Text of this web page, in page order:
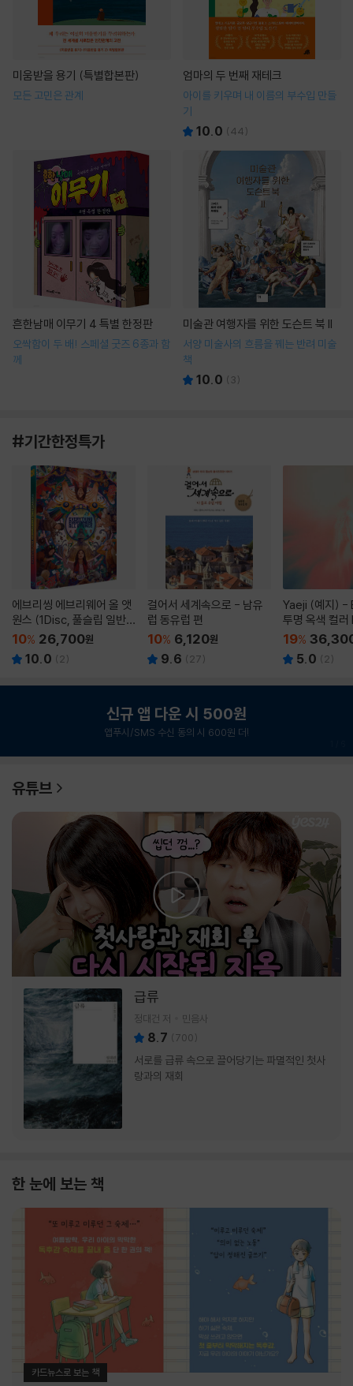
미움받을 용기 (특별합본판)
모든 고민은 관계
엄마의 두 번째 재테크
아이를 키우며 내 이름의 부수입 만들
기
10.0 (44)
흔한남매 이무기 4 특별 한정판
오싹함이 두 배! 스페셜 굿즈 6종과 함
께
미술관 여행자를 위한 도슨트 북 II
서양 미술사의 흐름을 꿰는 반려 미술
책
10.0 ( 3)
#기간한정특가
에브리씽 에브리웨어 올 앳
원스 (1Disc, 풀슬립 일반
판) : 블루레이
10% 26,700원
10.0 ( 2)
걸어서 세계속으로 - 남유
럽 동유럽 편
10% 6,120원
9.6 ( 27)
Yaeji (예지) -
투명 옥색 컬
19%
5.0 ( 2)
신규 앱 다운 시 500원
앱푸시/SMS 수신 동의 시 600원 더!
유튜브
급류
정대건 저 민음사
8.7 (700)
서로를 급류 속으로 끌어당기는 파멸적인 첫사
랑과의 재회
한 눈에 보는 책
카드뉴스로 보는 책